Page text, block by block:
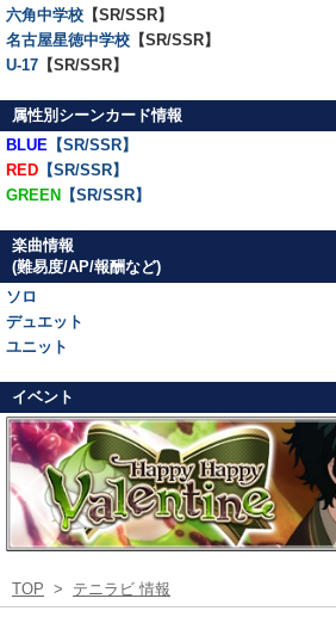
六角中学校 【SR/SSR】
名古屋星徳中学校 【SR/SSR】
U-17 【SR/SSR】
属性別シーンカード情報
BLUE 【SR/SSR】
RED 【SR/SSR】
GREEN 【SR/SSR】
楽曲情報
(難易度/AP/報酬など)
ソロ
デュエット
ユニット
イベント
TOP > テニラビ 情報